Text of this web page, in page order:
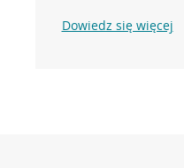
Dowiedz się więcej